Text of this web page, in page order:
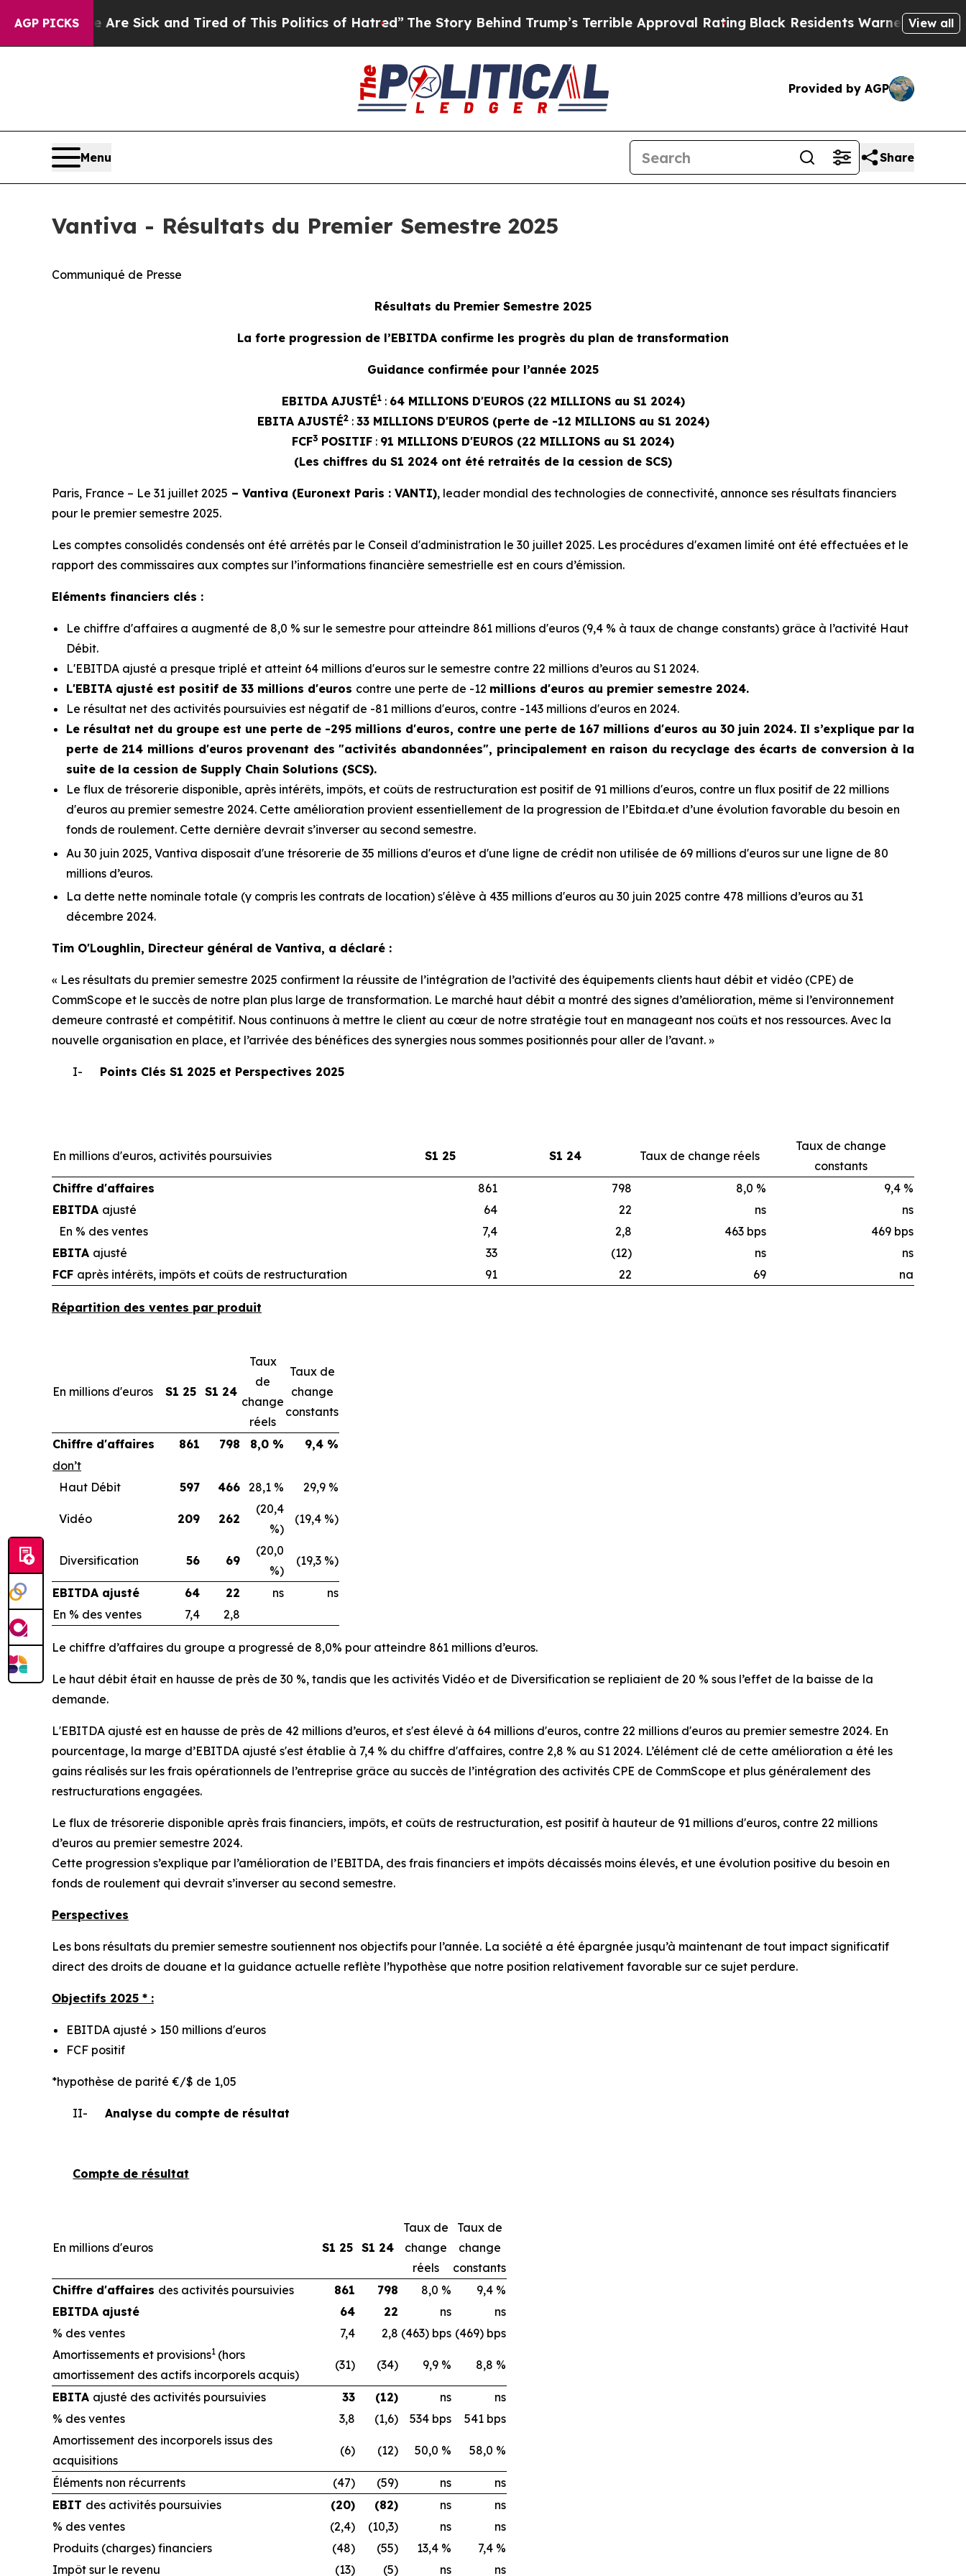
AGP PICKS
Are Sick and Tired of This Politics of Hatred”The Story Behind Trump’s Terrible Approval RatingBlack Residents Warned of Abusive Cops
View all
Provided by AGP
Menu Share
Vantiva - Résultats du Premier Semestre 2025
Communiqué de Presse
Résultats du Premier Semestre 2025
La forte progression de l’EBITDA confirme les progrès du plan de transformation
Guidance confirmée pour l’année 2025
EBITDA AJUSTÉ1: 64 MILLIONS D'EUROS (22 MILLIONS au S1 2024)
EBITA AJUSTÉ2 : 33 MILLIONS D'EUROS (perte de -12 MILLIONS au S1 2024)
FCF3 POSITIF : 91 MILLIONS D'EUROS (22 MILLIONS au S1 2024)
(Les chiffres du S1 2024 ont été retraités de la cession de SCS)
Paris, France – Le 31 juillet 2025 – Vantiva (Euronext Paris : VANTI), leader mondial des technologies de connectivité, annonce ses résultats financiers
pour le premier semestre 2025.
Les comptes consolidés condensés ont été arrêtés par le Conseil d'administration le 30 juillet 2025. Les procédures d'examen limité ont été effectuées et le
rapport des commissaires aux comptes sur l’informations financière semestrielle est en cours d’émission.
Eléments financiers clés :
Le chiffre d'affaires a augmenté de 8,0 % sur le semestre pour atteindre 861 millions d'euros (9,4 % à taux de change constants) grâce à l’activité Haut
Débit.
L'EBITDA ajusté a presque triplé et atteint 64 millions d'euros sur le semestre contre 22 millions d’euros au S1 2024.
L'EBITA ajusté est positif de 33 millions d'euros contre une perte de -12 millions d'euros au premier semestre 2024.
Le résultat net des activités poursuivies est négatif de -81 millions d'euros, contre -143 millions d'euros en 2024.
Le résultat net du groupe est une perte de -295 millions d'euros, contre une perte de 167 millions d'euros au 30 juin 2024. Il s’explique par la
perte de 214 millions d'euros provenant des "activités abandonnées", principalement en raison du recyclage des écarts de conversion à la
suite de la cession de Supply Chain Solutions (SCS).
Le flux de trésorerie disponible, après intérêts, impôts, et coûts de restructuration est positif de 91 millions d'euros, contre un flux positif de 22 millions
d'euros au premier semestre 2024. Cette amélioration provient essentiellement de la progression de l’Ebitda.et d’une évolution favorable du besoin en
fonds de roulement. Cette dernière devrait s’inverser au second semestre.
Au 30 juin 2025, Vantiva disposait d'une trésorerie de 35 millions d'euros et d'une ligne de crédit non utilisée de 69 millions d'euros sur une ligne de 80
millions d’euros.
La dette nette nominale totale (y compris les contrats de location) s'élève à 435 millions d'euros au 30 juin 2025 contre 478 millions d’euros au 31
décembre 2024.
Tim O'Loughlin, Directeur général de Vantiva, a déclaré :
« Les résultats du premier semestre 2025 confirment la réussite de l’intégration de l’activité des équipements clients haut débit et vidéo (CPE) de
CommScope et le succès de notre plan plus large de transformation. Le marché haut débit a montré des signes d’amélioration, même si l’environnement
demeure contrasté et compétitif. Nous continuons à mettre le client au cœur de notre stratégie tout en manageant nos coûts et nos ressources. Avec la
nouvelle organisation en place, et l’arrivée des bénéfices des synergies nous sommes positionnés pour aller de l’avant. »
I- Points Clés S1 2025 et Perspectives 2025
En millions d'euros, activités poursuivies S1 25 S1 24 Taux de change réels
Taux de change
constants
Chiffre d'affaires
861 798 8,0 %
9,4 %
EBITDA ajusté 64 22 ns
ns
En % des ventes
7,4 2,8 463 bps
469 bps
EBITA ajusté 33 (12) ns
ns
FCF après intérêts, impôts et coûts de restructuration 91 22 69 na
Répartition des ventes par produit
En millions d'euros S1 25 S1 24
Taux
de
change
réels
Taux de
change
constants
Chiffre d'affaires 861 798 8,0 %
9,4 %
don’t
Haut Débit
597 466 28,1 % 29,9 %
Vidéo 209 262
(20,4
%)
(19,4 %)
Diversification 56 69
(20,0
%)
(19,3 %)
EBITDA ajusté 64 22 ns
ns
En % des ventes
7,4 2,8
Le chiffre d’affaires du groupe a progressé de 8,0% pour atteindre 861 millions d’euros.
Le haut débit était en hausse de près de 30 %, tandis que les activités Vidéo et de Diversification se repliaient de 20 % sous l’effet de la baisse de la
demande.
L'EBITDA ajusté est en hausse de près de 42 millions d’euros, et s'est élevé à 64 millions d'euros, contre 22 millions d'euros au premier semestre 2024. En
pourcentage, la marge d’EBITDA ajusté s'est établie à 7,4 % du chiffre d'affaires, contre 2,8 % au S1 2024. L’élément clé de cette amélioration a été les
gains réalisés sur les frais opérationnels de l’entreprise grâce au succès de l’intégration des activités CPE de CommScope et plus généralement des
restructurations engagées.
Le flux de trésorerie disponible après frais financiers, impôts, et coûts de restructuration, est positif à hauteur de 91 millions d'euros, contre 22 millions
d’euros au premier semestre 2024.
Cette progression s’explique par l’amélioration de l’EBITDA, des frais financiers et impôts décaissés moins élevés, et une évolution positive du besoin en
fonds de roulement qui devrait s’inverser au second semestre.
Perspectives
Les bons résultats du premier semestre soutiennent nos objectifs pour l’année. La société a été épargnée jusqu’à maintenant de tout impact significatif
direct des droits de douane et la guidance actuelle reflète l’hypothèse que notre position relativement favorable sur ce sujet perdure.
Objectifs 2025 * :
EBITDA ajusté > 150 millions d'euros
FCF positif
*hypothèse de parité €/$ de 1,05
II-Analyse du compte de résultat
Compte de résultat
En millions d'euros S1 25 S1 24
Taux de
change
réels
Taux de
change
constants
Chiffre d'affaires des activités poursuivies 861 798 8,0 %
9,4 %
EBITDA ajusté
64 22 ns
ns
% des ventes
7,4 2,8 (463) bps (469) bps
Amortissements et provisions1 (hors
amortissement des actifs incorporels acquis)
(31) (34) 9,9 % 8,8 %
EBITA ajusté des activités poursuivies 33 (12) ns
ns
% des ventes
3,8 (1,6) 534 bps
541 bps
Amortissement des incorporels issus des
acquisitions
(6) (12) 50,0 % 58,0 %
Éléments non récurrents (47) (59) ns
ns
EBIT des activités poursuivies (20) (82) ns
ns
% des ventes
(2,4) (10,3) ns
ns
Produits (charges) financiers
(48) (55) 13,4 %
7,4 %
Impôt sur le revenu
(13) (5) ns ns